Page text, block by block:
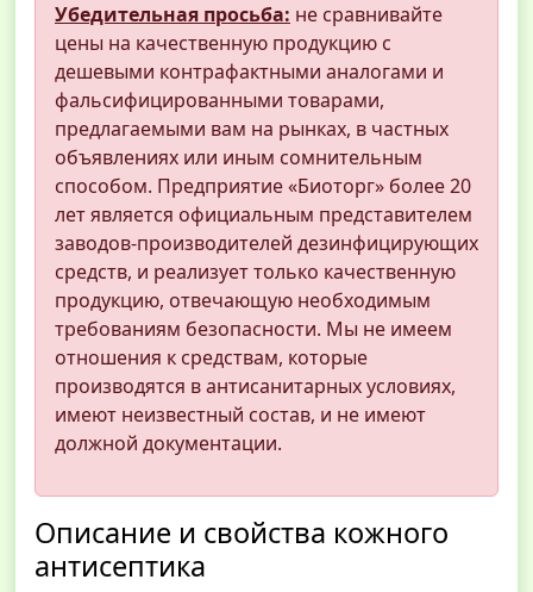
Убедительная просьба: не сравнивайте
цены на качественную продукцию с
дешевыми контрафактными аналогами и
фальсифицированными товарами,
предлагаемыми вам на рынках, в частных
объявлениях или иным сомнительным
способом. Предприятие «Биоторг» более 20
лет является официальным представителем
заводов-производителей дезинфицирующих
средств, и реализует только качественную
продукцию, отвечающую необходимым
требованиям безопасности. Мы не имеем
отношения к средствам, которые
производятся в антисанитарных условиях,
имеют неизвестный состав, и не имеют
должной документации.
Описание и свойства кожного
антисептика